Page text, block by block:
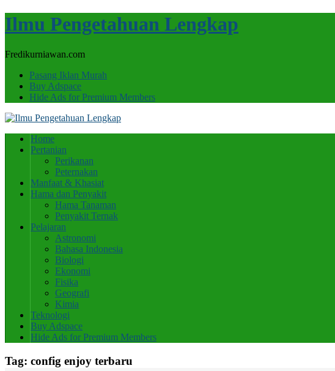
Ilmu Pengetahuan Lengkap
Fredikurniawan.com
Pasang Iklan Murah
Buy Adspace
Hide Ads for Premium Members
Home
Pertanian
Perikanan
Peternakan
Manfaat & Khasiat
Hama dan Penyakit
Hama Tanaman
Penyakit Ternak
Pelajaran
Astronomi
Bahasa Indonesia
Biologi
Ekonomi
Fisika
Geografi
Kimia
Teknologi
Buy Adspace
Hide Ads for Premium Members
Tag: config enjoy terbaru